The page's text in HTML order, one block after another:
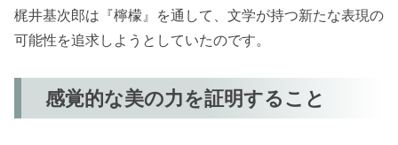
梶井基次郎は『檸檬』を通して、文学が持つ新たな表現の
可能性を追求しようとしていたのです。
感覚的な美の力を証明すること